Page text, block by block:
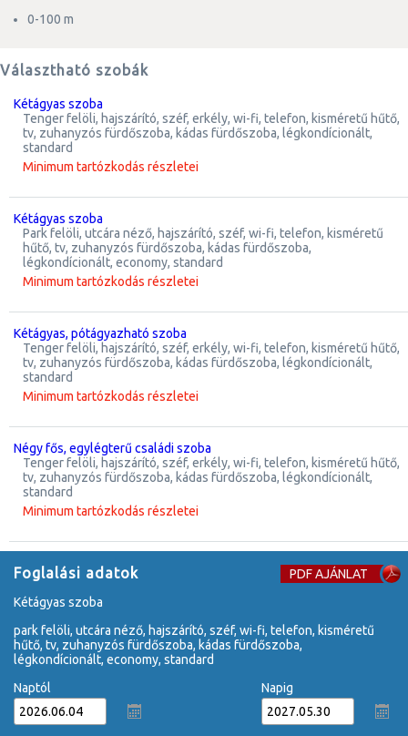
0-100 m
Választható szobák
kétágyas szoba
tenger felöli, hajszárító, széf, erkély, wi-fi, telefon, kisméretű hűtő,
tv, zuhanyzós fürdőszoba, kádas fürdőszoba, légkondícionált,
standard
Minimum tartózkodás részletei
kétágyas szoba
park felöli, utcára néző, hajszárító, széf, wi-fi, telefon, kisméretű
hűtő, tv, zuhanyzós fürdőszoba, kádas fürdőszoba,
légkondícionált, economy, standard
Minimum tartózkodás részletei
kétágyas, pótágyazható szoba
tenger felöli, hajszárító, széf, erkély, wi-fi, telefon, kisméretű hűtő,
tv, zuhanyzós fürdőszoba, kádas fürdőszoba, légkondícionált,
standard
Minimum tartózkodás részletei
négy fős, egylégterű családi szoba
tenger felöli, hajszárító, széf, erkély, wi-fi, telefon, kisméretű hűtő,
tv, zuhanyzós fürdőszoba, kádas fürdőszoba, légkondícionált,
standard
Minimum tartózkodás részletei
Foglalási adatok
PDF AJÁNLAT
kétágyas szoba
park felöli, utcára néző, hajszárító, széf, wi-fi, telefon, kisméretű
hűtő, tv, zuhanyzós fürdőszoba, kádas fürdőszoba,
légkondícionált, economy, standard
Naptól
Napig